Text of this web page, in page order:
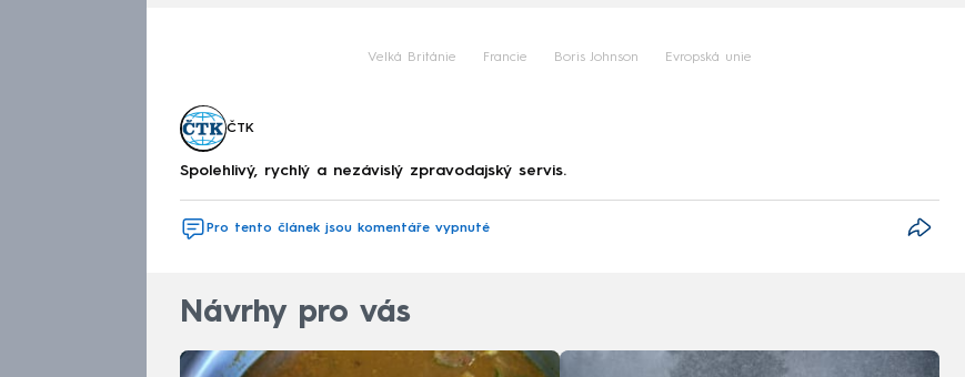
Velká Británie Francie Boris Johnson Evropská unie
ČTK
Spolehlivý, rychlý a nezávislý zpravodajský servis.
Pro tento článek jsou komentáře vypnuté
Návrhy pro vás